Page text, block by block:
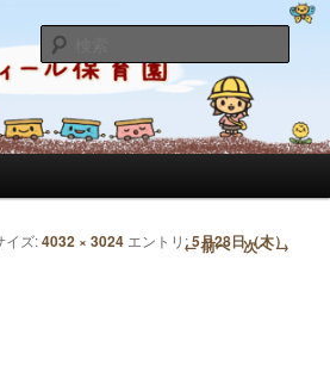
保育園のブログ
せいのブログです。園の日常を綴っています。
索
← 前へ 次へ →
イズ:4032 × 3024 エントリ:5月28日（木）